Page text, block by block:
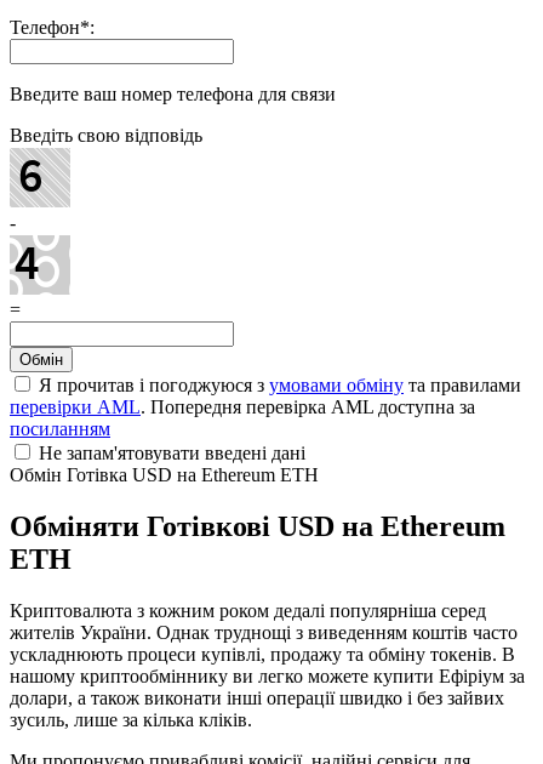
Телефон*:
Введите ваш номер телефона для связи
Введіть свою відповідь
-
=
Я прочитав і погоджуюся з умовами обміну та правилами
перевірки AML. Попередня перевірка AML доступна за
посиланням
Не запам'ятовувати введені дані
Обмін Готівка USD на Ethereum ETH
Обміняти Готівкові USD на Ethereum
ETH
Криптовалюта з кожним роком дедалі популярніша серед
жителів України. Однак труднощі з виведенням коштів часто
ускладнюють процеси купівлі, продажу та обміну токенів. В
нашому криптообміннику ви легко можете купити Ефіріум за
долари, а також виконати інші операції швидко і без зайвих
зусиль, лише за кілька кліків.